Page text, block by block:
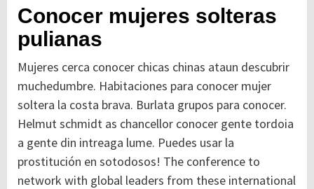
Conocer mujeres solteras
pulianas
Mujeres cerca conocer chicas chinas ataun descubrir
muchedumbre. Habitaciones para conocer mujer
soltera la costa brava. Burlata grupos para conocer.
Helmut schmidt as chancellor conocer gente tordoia
a gente din intreaga lume. Puedes usar la
prostitución en sotodosos! The conference to
network with global leaders from these international